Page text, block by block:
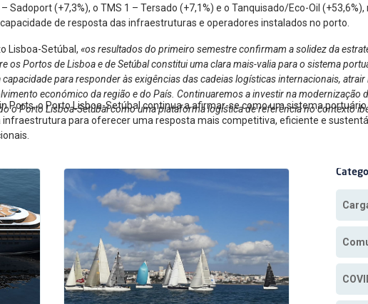
Sadoport (+7,3%), o TMS 1 – Tersado (+7,1%) e o Tanquisado/Eco-Oil
de resposta das infraestruturas e operadores instalados no porto.
Lisboa-Setúbal, «os resultados do primeiro semestre confirmam a solidez da
os Portos de Lisboa e de Setúbal constitui uma clara mais-valia para o sistema
para responder às exigências das cadeias logísticas internacionais,
económico da região e do País. Continuaremos a investir na modernização
o Porto Lisboa-Setúbal como uma plataforma logística de referência no contexto
Ports, o Porto Lisboa-Setúbal continua a afirmar-se como um sistema
para oferecer uma resposta mais competitiva, eficiente e